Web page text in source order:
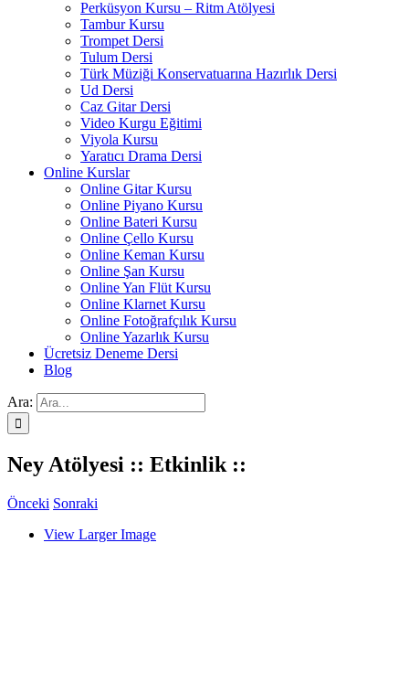
Perküsyon Kursu – Ritm Atölyesi
Tambur Kursu
Trompet Dersi
Tulum Dersi
Türk Müziği Konservatuarına Hazırlık Dersi
Ud Dersi
Caz Gitar Dersi
Video Kurgu Eğitimi
Viyola Kursu
Yaratıcı Drama Dersi
Online Kurslar
Online Gitar Kursu
Online Piyano Kursu
Online Bateri Kursu
Online Çello Kursu
Online Keman Kursu
Online Şan Kursu
Online Yan Flüt Kursu
Online Klarnet Kursu
Online Fotoğrafçılık Kursu
Online Yazarlık Kursu
Ücretsiz Deneme Dersi
Blog
Ara:
Ney Atölyesi :: Etkinlik ::
Önceki Sonraki
View Larger Image